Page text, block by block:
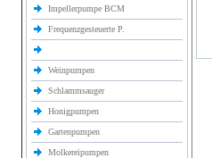
Impellerpumpe BCM
Frequenzgesteuerte P.
Weinpumpen
Schlammsauger
Honigpumpen
Gartenpumpen
Molkereipumpen